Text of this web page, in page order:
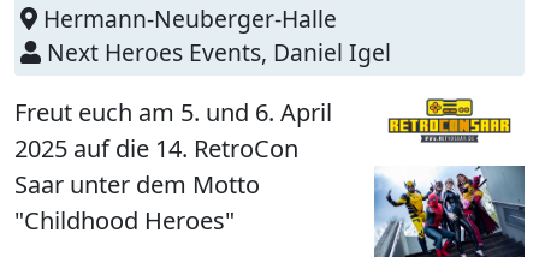
Hermann-Neuberger-Halle
Next Heroes Events, Daniel Igel
Freut euch am 5. und 6. April
2025 auf die 14. RetroCon
Saar unter dem Motto
"Childhood Heroes"